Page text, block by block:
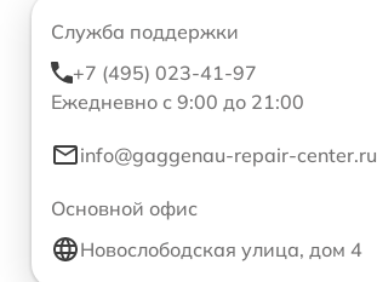
Служба поддержки
+7 (495) 023-41-97
Ежедневно с 9:00 до 21:00
info@gaggenau-repair-center.ru
Основной офис
Новослободская улица, дом 4